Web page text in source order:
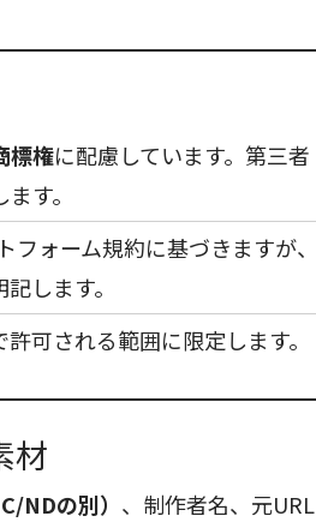
標権に配慮しています。第三者
す。
ォーム規約に基づきますが、
記します。
可される範囲に限定します。
材
NDの別） 、制作者名、元URL